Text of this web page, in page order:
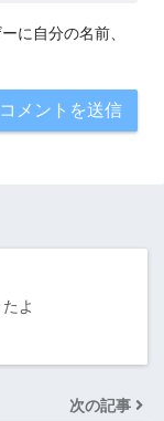
に自分の名前、
よ
次の記事